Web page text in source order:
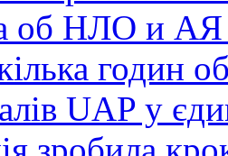
об НЛО и
годин
UAP у